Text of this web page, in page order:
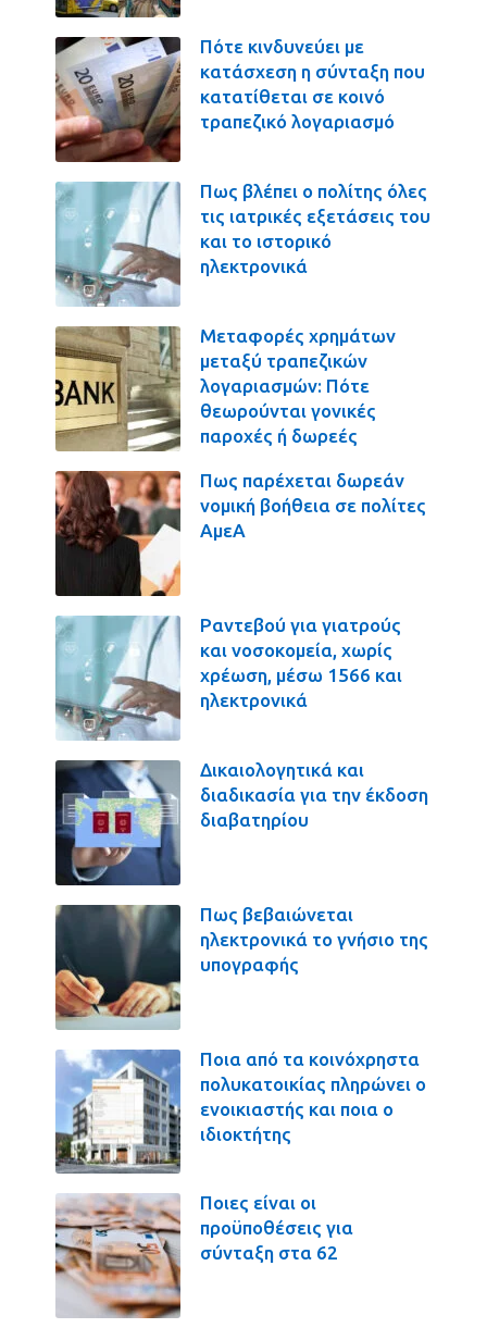
Πότε κινδυνεύει με
κατάσχεση η σύνταξη που
κατατίθεται σε κοινό
τραπεζικό λογαριασμό
Πως βλέπει ο πολίτης όλες
τις ιατρικές εξετάσεις του
και το ιστορικό
ηλεκτρονικά
Μεταφορές χρημάτων
μεταξύ τραπεζικών
λογαριασμών: Πότε
θεωρούνται γονικές
παροχές ή δωρεές
Πως παρέχεται δωρεάν
νομική βοήθεια σε πολίτες
ΑμεΑ
Ραντεβού για γιατρούς
και νοσοκομεία, χωρίς
χρέωση, μέσω 1566 και
ηλεκτρονικά
Δικαιολογητικά και
διαδικασία για την έκδοση
διαβατηρίου
Πως βεβαιώνεται
ηλεκτρονικά το γνήσιο της
υπογραφής
Ποια από τα κοινόχρηστα
πολυκατοικίας πληρώνει ο
ενοικιαστής και ποια ο
ιδιοκτήτης
Ποιες είναι οι
προϋποθέσεις για
σύνταξη στα 62